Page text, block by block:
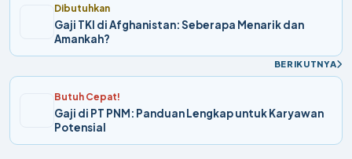
Dibutuhkan
Gaji TKI di Afghanistan: Seberapa Menarik dan
Amankah?
BERIKUTNYA
Butuh Cepat!
Gaji di PT PNM: Panduan Lengkap untuk Karyawan
Potensial